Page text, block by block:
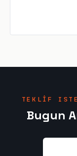
TEKLIF
Bugun